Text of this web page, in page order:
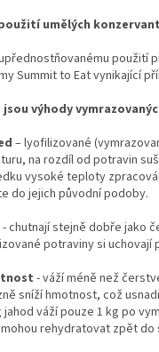
umělých
použití
Summit to Eat vynikající
jsou výhody
– lyofilizované
na rozdíl od potravin
vysoké teploty
do jejich původní podoby.
- chutnají stejně dobře jako
potraviny si uchovají
- váží méně než
sníží hmotnost, což
jahod váží pouze 1 kg po
rehydratovat zpět do